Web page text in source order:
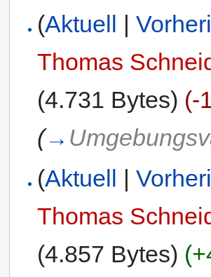
(Aktuell |
Thomas
(4.731 Bytes) (-
(→
(Aktuell |
Thomas
(4.857 Bytes)